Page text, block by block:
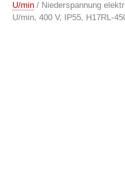
U/min / Niederspannung
U/min, 400 V, IP55, H17RL-